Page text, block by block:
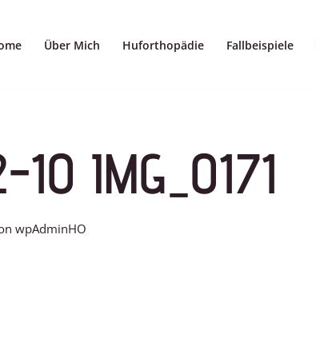
Über Mich Huforthopädie Fallbeispiele
IMG_0171
wpAdminHO